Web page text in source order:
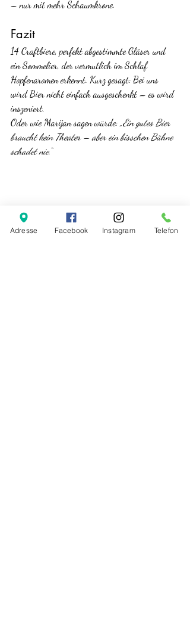
– nur mit mehr Schaumkrone.
Fazit
14 Craftbiere, perfekt abgestimmte Gläser und
ein Sommelier, der vermutlich im Schlaf
Hopfenaromen erkennt. Kurz gesagt: Bei uns
wird Bier nicht einfach ausgeschenkt – es wird
inszeniert.
Oder wie Marijan sagen würde: „Ein gutes Bier
braucht kein Theater – aber ein bisschen Bühne
schadet nie.“
Wir freuen uns auf euren Besuch –
Adresse Facebook Instagram Telefon